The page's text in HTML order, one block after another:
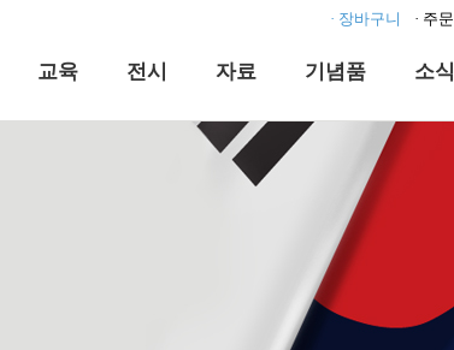
· 장바구니 · 주
교육 전시 자료 기념품 소식